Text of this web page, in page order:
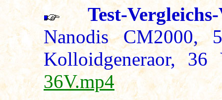
Test-
Nanodis CM2000,
Kolloidgeneraor,
36V.mp4